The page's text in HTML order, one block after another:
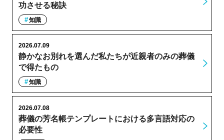
功させる秘訣
知識
静かなお別れを選んだ私たちが近親者のみの葬儀
で得たもの
2026.07.09
知識
葬儀の芳名帳テンプレートにおける多言語対応の
必要性
2026.07.08